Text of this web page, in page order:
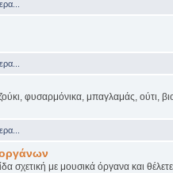
φυσαρμόνικα, μπαγλαμάς, ούτι,
σχετική με μουσικά όργανα και